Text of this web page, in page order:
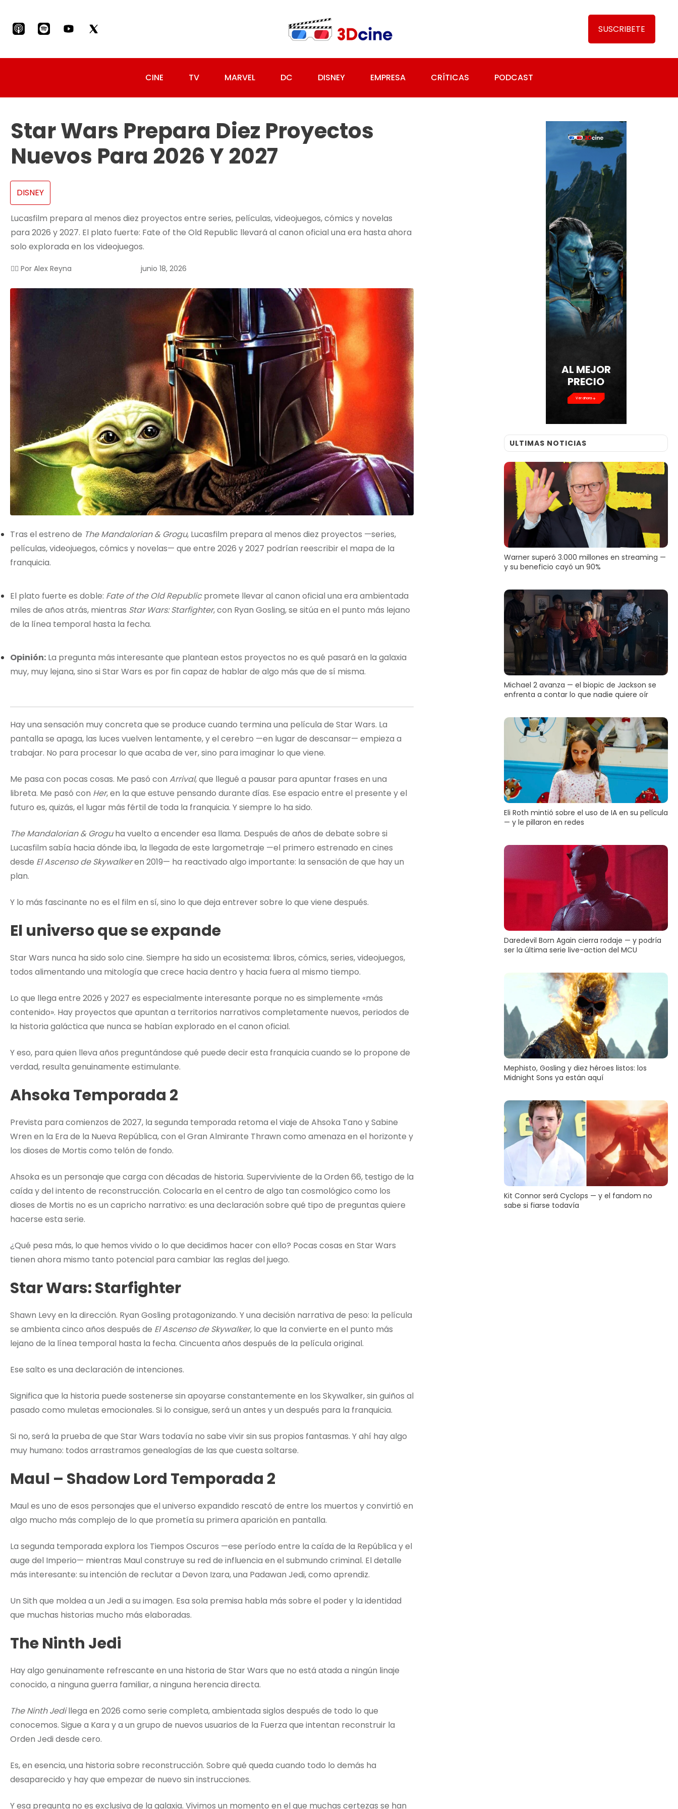
SUSCRIBETE
CINE TV MARVEL DC DISNEY EMPRESA CRÍTICAS PODCAST
Star Wars Prepara Diez Proyectos
Nuevos Para 2026 Y 2027
DISNEY
Lucasfilm prepara al menos diez proyectos entre series, películas, videojuegos, cómics y novelas
para 2026 y 2027. El plato fuerte: Fate of the Old Republic llevará al canon oficial una era hasta ahora
solo explorada en los videojuegos.
✍🏻 Por Alex Reyna junio 18, 2026
Tras el estreno de The Mandalorian & Grogu, Lucasfilm prepara al menos diez proyectos —series,
películas, videojuegos, cómics y novelas— que entre 2026 y 2027 podrían reescribir el mapa de la
franquicia.
El plato fuerte es doble: Fate of the Old Republicpromete llevar al canon oficial una era ambientada
miles de años atrás, mientras Star Wars: Starfighter, con Ryan Gosling, se sitúa en el punto más lejano
de la línea temporal hasta la fecha.
Opinión: La pregunta más interesante que plantean estos proyectos no es qué pasará en la galaxia
muy, muy lejana, sino si Star Wars es por fin capaz de hablar de algo más que de sí misma.
Hay una sensación muy concreta que se produce cuando termina una película de Star Wars. La
pantalla se apaga, las luces vuelven lentamente, y el cerebro —en lugar de descansar— empieza a
trabajar. No para procesar lo que acaba de ver, sino para imaginar lo que viene.
Me pasa con pocas cosas. Me pasó con Arrival, que llegué a pausar para apuntar frases en una
libreta. Me pasó con Her, en la que estuve pensando durante días. Ese espacio entre el presente y el
futuro es, quizás, el lugar más fértil de toda la franquicia. Y siempre lo ha sido.
The Mandalorian & Groguha vuelto a encender esa llama. Después de años de debate sobre si
Lucasfilm sabía hacia dónde iba, la llegada de este largometraje —el primero estrenado en cines
desde El Ascenso de Skywalkeren 2019— ha reactivado algo importante: la sensación de que hay un
plan.
Y lo más fascinante no es el film en sí, sino lo que deja entrever sobre lo que viene después.
El universo que se expande
Star Wars nunca ha sido solo cine. Siempre ha sido un ecosistema: libros, cómics, series, videojuegos,
todos alimentando una mitología que crece hacia dentro y hacia fuera al mismo tiempo.
Lo que llega entre 2026 y 2027 es especialmente interesante porque no es simplemente «más
contenido». Hay proyectos que apuntan a territorios narrativos completamente nuevos, periodos de
la historia galáctica que nunca se habían explorado en el canon oficial.
Y eso, para quien lleva años preguntándose qué puede decir esta franquicia cuando se lo propone de
verdad, resulta genuinamente estimulante.
Ahsoka Temporada 2
Prevista para comienzos de 2027, la segunda temporada retoma el viaje de Ahsoka Tano y Sabine
Wren en la Era de la Nueva República, con el Gran Almirante Thrawn como amenaza en el horizonte y
los dioses de Mortis como telón de fondo.
Ahsoka es un personaje que carga con décadas de historia. Superviviente de la Orden 66, testigo de la
caída y del intento de reconstrucción. Colocarla en el centro de algo tan cosmológico como los
dioses de Mortis no es un capricho narrativo: es una declaración sobre qué tipo de preguntas quiere
hacerse esta serie.
¿Qué pesa más, lo que hemos vivido o lo que decidimos hacer con ello? Pocas cosas en Star Wars
tienen ahora mismo tanto potencial para cambiar las reglas del juego.
Star Wars: Starfighter
Shawn Levy en la dirección. Ryan Gosling protagonizando. Y una decisión narrativa de peso: la película
se ambienta cinco años después de El Ascenso de Skywalker, lo que la convierte en el punto más
lejano de la línea temporal hasta la fecha. Cincuenta años después de la película original.
Ese salto es una declaración de intenciones.
Significa que la historia puede sostenerse sin apoyarse constantemente en los Skywalker, sin guiños al
pasado como muletas emocionales. Si lo consigue, será un antes y un después para la franquicia.
Si no, será la prueba de que Star Wars todavía no sabe vivir sin sus propios fantasmas. Y ahí hay algo
muy humano: todos arrastramos genealogías de las que cuesta soltarse.
Maul – Shadow Lord Temporada 2
Maul es uno de esos personajes que el universo expandido rescató de entre los muertos y convirtió en
algo mucho más complejo de lo que prometía su primera aparición en pantalla.
La segunda temporada explora los Tiempos Oscuros —ese período entre la caída de la República y el
auge del Imperio— mientras Maul construye su red de influencia en el submundo criminal. El detalle
más interesante: su intención de reclutar a Devon Izara, una Padawan Jedi, como aprendiz.
Un Sith que moldea a un Jedi a su imagen. Esa sola premisa habla más sobre el poder y la identidad
que muchas historias mucho más elaboradas.
The Ninth Jedi
Hay algo genuinamente refrescante en una historia de Star Wars que no está atada a ningún linaje
conocido, a ninguna guerra familiar, a ninguna herencia directa.
The Ninth Jedillega en 2026 como serie completa, ambientada siglos después de todo lo que
conocemos. Sigue a Kara y a un grupo de nuevos usuarios de la Fuerza que intentan reconstruir la
Orden Jedi desde cero.
Es, en esencia, una historia sobre reconstrucción. Sobre qué queda cuando todo lo demás ha
desaparecido y hay que empezar de nuevo sin instrucciones.
Y esa pregunta no es exclusiva de la galaxia. Vivimos un momento en el que muchas certezas se han
AL MEJOR
PRECIO
Ver ahora
ULTIMAS NOTICIAS
Warner superó 3.000 millones en streaming —
y su beneficio cayó un 90%
Michael 2 avanza — el biopic de Jackson se
enfrenta a contar lo que nadie quiere oír
Eli Roth mintió sobre el uso de IA en su película
— y le pillaron en redes
Daredevil Born Again cierra rodaje — y podría
ser la última serie live-action del MCU
Mephisto, Gosling y diez héroes listos: los
Midnight Sons ya están aquí
Kit Connor será Cyclops — y el fandom no
sabe si fiarse todavía